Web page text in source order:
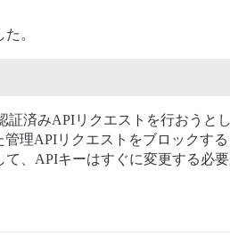
。
済みAPIリクエストを行おうと
理APIリクエストをブロックす
、APIキーはすぐに変更する必要